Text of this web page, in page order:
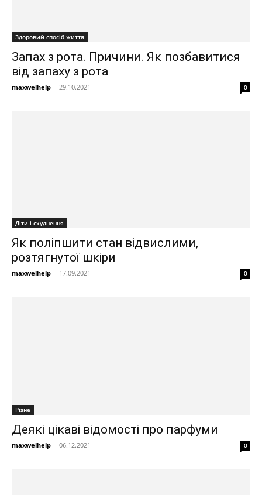
Здоровий спосіб життя
Запах з рота. Причини. Як позбавитися
від запаху з рота
maxwelhelp - 29.10.2021 0
Діти і схуднення
Як поліпшити стан відвислими,
розтягнутої шкіри
maxwelhelp - 17.09.2021 0
Різне
Деякі цікаві відомості про парфуми
maxwelhelp - 06.12.2021 0